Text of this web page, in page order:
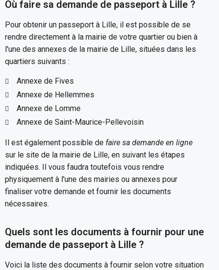
Où faire sa demande de passeport à Lille ?
Pour obtenir un passeport à Lille, il est possible de se
rendre directement à la mairie de votre quartier ou bien à
l'une des annexes de la mairie de Lille, situées dans les
quartiers suivants :
Annexe de Fives
Annexe de Hellemmes
Annexe de Lomme
Annexe de Saint-Maurice-Pellevoisin
Il est également possible de faire sa demande en ligne
sur le site de la mairie de Lille, en suivant les étapes
indiquées. Il vous faudra toutefois vous rendre
physiquement à l'une des mairies ou annexes pour
finaliser votre demande et fournir les documents
nécessaires.
Quels sont les documents à fournir pour une
demande de passeport à Lille ?
Voici la liste des documents à fournir selon votre situation